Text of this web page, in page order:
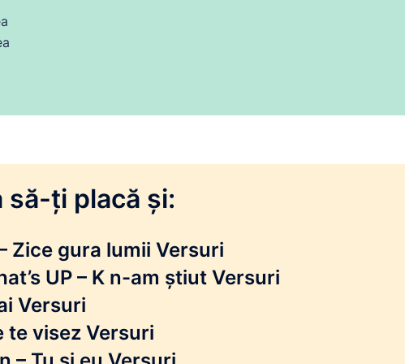
să-ți placă și:
Zice gura lumii Versuri
UP – K n-am știut Versuri
Versuri
te visez Versuri